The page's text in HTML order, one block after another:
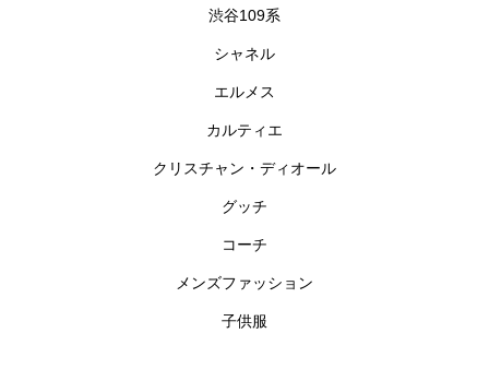
渋谷109系
シャネル
エルメス
カルティエ
クリスチャン・ディオール
グッチ
コーチ
メンズファッション
子供服